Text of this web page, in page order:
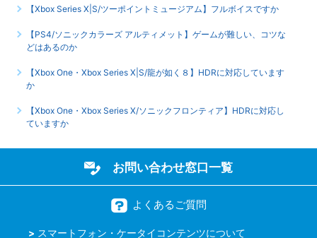
もっと見る
【Xbox Series X|S/ツーポイントミュージアム】フルボイスですか
【PS4/ソニックカラーズ アルティメット】ゲームが難しい、コツな
どはあるのか
【Xbox One・Xbox Series X|S/龍が如く８】HDRに対応しています
か
【Xbox One・Xbox Series X/ソニックフロンティア】HDRに対応し
ていますか
お問い合わせ窓口一覧
よくあるご質問
スマートフォン・ケータイコンテンツについて